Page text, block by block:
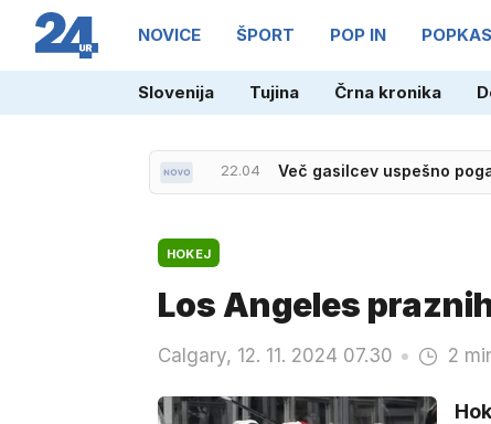
NOVICE ŠPORT POP IN
Slovenija Tujina Črna kronika
22.04 Več gasilcev uspešno
HOKEJ
Los Angeles
Calgary, 12. 11. 2024 07.30 2